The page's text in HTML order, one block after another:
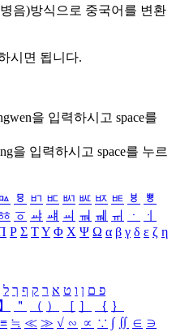
음)방식으로 중국어를 변환
시면 됩니다.
을 입력하시고 space를
을 입력하시고 space를 누르
ㅰ ㅱ ㅲ ㅳ ㅴ ㅵ ㅶ ㅷ ㅸ
ㅹ
ㆆ ㆇ ㆈ ㆉ ㆊ ㆋ ㆌ ㆍ
ㆎ
Ρ Σ ΤΥ Φ Χ Ψ Ω α β γ δ ε ζ η
פ ם ן ו ט א ר ק ף ך ל
】 ＂ （ ） ［ ］ ｛ ｝
≡ ≒ ≪ ≫ √ ∽ ∝ ∵ ∫ ∬ ∈ ∋